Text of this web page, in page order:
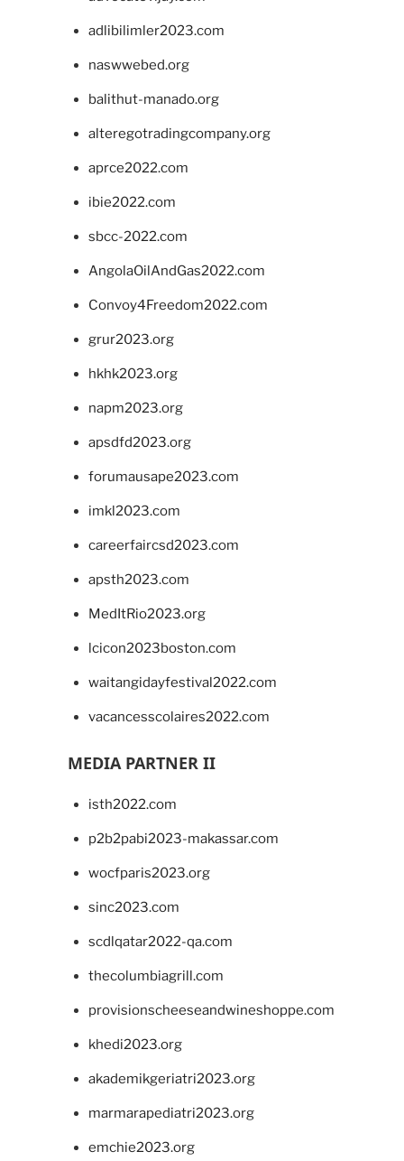
adlibilimler2023.com
naswwebed.org
balithut-manado.org
alteregotradingcompany.org
aprce2022.com
ibie2022.com
sbcc-2022.com
AngolaOilAndGas2022.com
Convoy4Freedom2022.com
grur2023.org
hkhk2023.org
napm2023.org
apsdfd2023.org
forumausape2023.com
imkl2023.com
careerfaircsd2023.com
apsth2023.com
MedItRio2023.org
lcicon2023boston.com
waitangidayfestival2022.com
vacancesscolaires2022.com
MEDIA PARTNER II
isth2022.com
p2b2pabi2023-makassar.com
wocfparis2023.org
sinc2023.com
scdlqatar2022-qa.com
thecolumbiagrill.com
provisionscheeseandwineshoppe.com
khedi2023.org
akademikgeriatri2023.org
marmarapediatri2023.org
emchie2023.org